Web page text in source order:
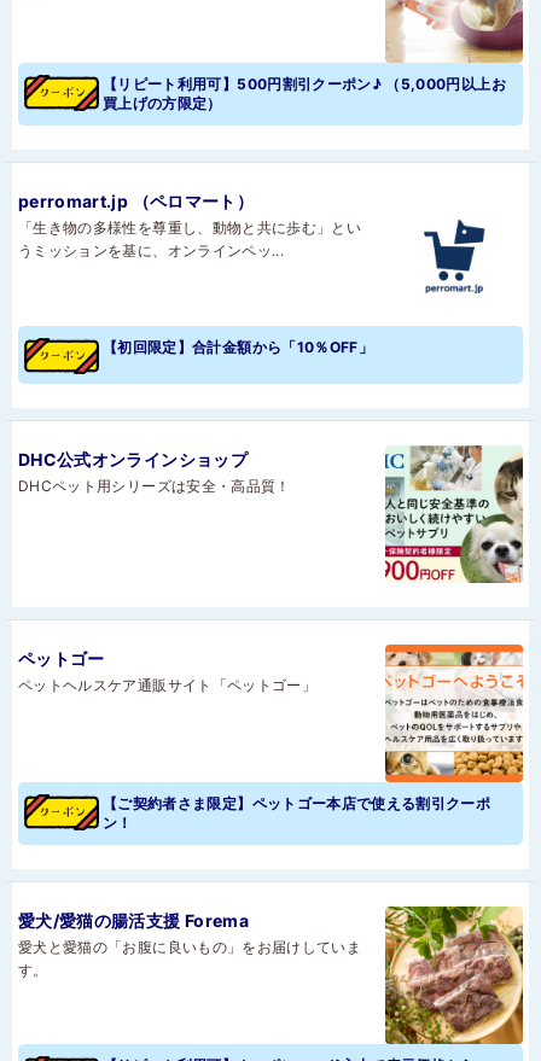
【リピート利用可】500円割引クーポン♪ （5,000円以上お
買上げの方限定）
perromart.jp （ペロマート）
「生き物の多様性を尊重し、動物と共に歩む」とい
うミッションを基に、オンラインペッ...
【初回限定】合計金額から「10％OFF」
DHC公式オンラインショップ
DHCペット用シリーズは安全・高品質！
ペットゴー
ペットヘルスケア通販サイト「ペットゴー」
【ご契約者さま限定】ペットゴー本店で使える割引クーポ
ン！
愛犬/愛猫の腸活支援 Forema
愛犬と愛猫の「お腹に良いもの」をお届けしていま
す。